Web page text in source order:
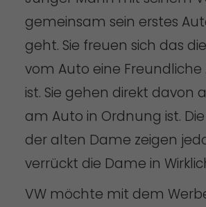
gemeinsam sein erstes
geht. Sie freuen sich das
vom Auto eine
ist. Sie gehen direkt davon
am Auto in Ordnung ist.
der alten Dame zeigen
verrückt die Dame in
VW möchte mit dem